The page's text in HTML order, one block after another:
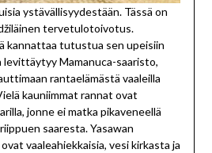
ystävällisyydestään. Tässä on
tervetulotoivotus.
kannattaa tutustua sen upeisiin
levittäytyy Mamanuca-saaristo,
rantaelämästä vaaleilla
kauniimmat rannat ovat
jonne ei matka pikaveneellä
saaresta. Yasawan
vaaleahiekkaisia, vesi kirkasta ja